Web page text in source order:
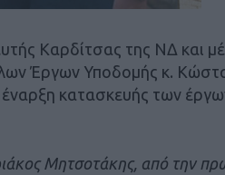
Καρδίτσας της ΝΔ και
Έργων Υποδομής κ.
κατασκευής των
Μητσοτάκης, από την